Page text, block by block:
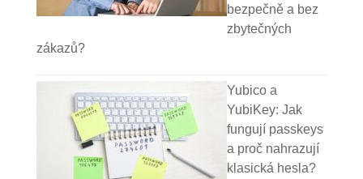
bezpečně a bez
zbytečných
zákazů?
Yubico a
YubiKey: Jak
fungují passkeys
a proč nahrazují
klasická hesla?